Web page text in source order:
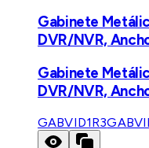
Gabinete
DVR/NVR,
Gabinete
DVR/NVR,
GABVID1R3